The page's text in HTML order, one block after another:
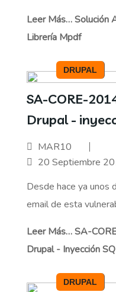
Leer Más… Solución
Librería Mpdf
SA-CORE-
Drupal -
MAR10
DRUPAL
20 Septiembre
Desde hace ya unos
email de esta
Leer Más… SA-
Drupal - Inyección
DRUPAL